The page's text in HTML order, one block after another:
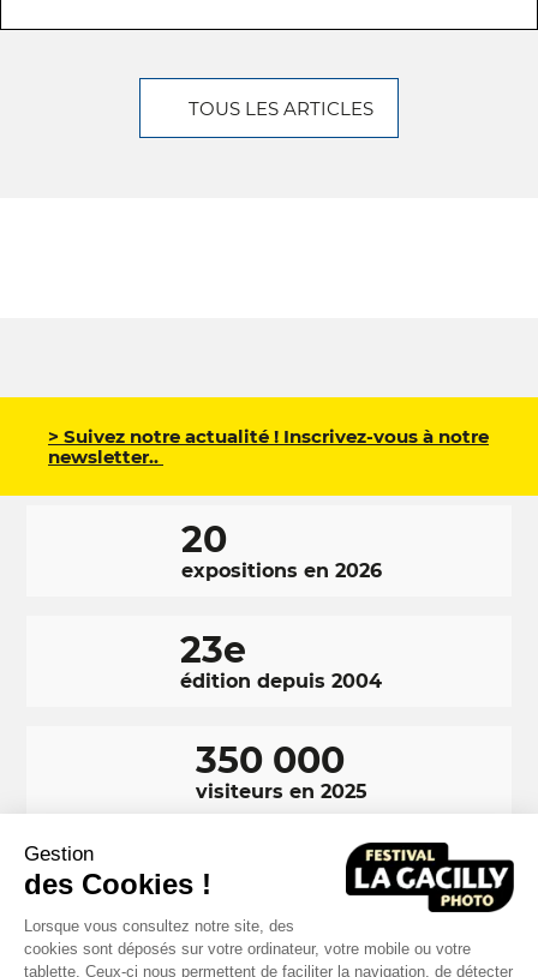
Gestion
des Cookies !
Lorsque vous consultez notre site, des
cookies sont déposés sur votre ordinateur, votre mobile ou votre
tablette. Ceux-ci nous permettent de faciliter la navigation, de détecter
TOUS LES ARTICLES
> Suivez notre actualité ! Inscrivez-vous à notre
newsletter..
20
expositions en 2026
23e
édition depuis 2004
350 000
visiteurs en 2025
Ragnar Axelsson est un photographie islandais né en 1958.
Surnommé Rax, il tient à documenter tous les aspects des terres
gelées du Groënland et de l'Islande, où les peuples des grands froids
vivent en harmonie avec la faune. Il sera exposée cet été lors de la 18e
édition du Festival Photo La Gacilly.